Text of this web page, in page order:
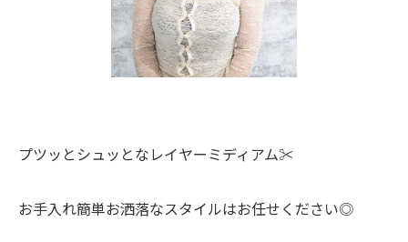
プツッとシュッとなレイヤーミディアム✂️
お手入れ簡単お洒落なスタイルはお任せください◎